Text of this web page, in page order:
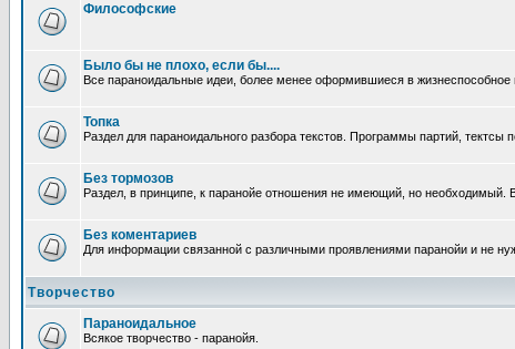
Философские
Было бы не плохо, если бы....
Все параноидальные идеи, более менее оформившиеся в жизнеспособное
Топка
Раздел для параноидального разбора текстов. Программы партий, тектсы
Без тормозов
Раздел, в принципе, к паранойе отношения не имеющий, но необходимый.
Без коментариев
Для информации связанной с различными проявлениями паранойи и не
Творчество
Параноидальное
Всякое творчество - паранойя.